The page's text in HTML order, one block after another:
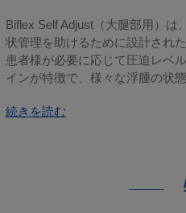
Biflex Self Adjust（大腿部用）は
状管理を助けるために設計され
患者様が必要に応じて圧迫レベ
インが特徴で、様々な浮腫の状
続きを読む